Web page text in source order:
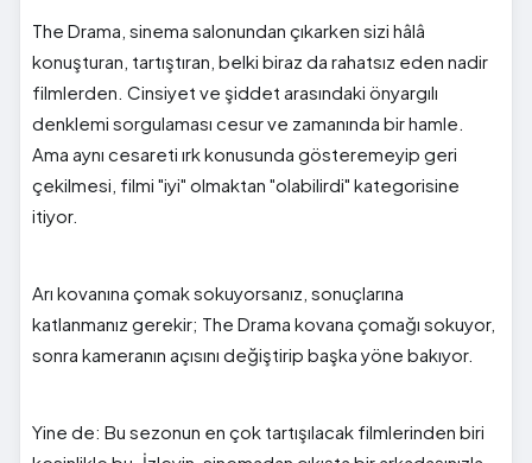
The Drama, sinema salonundan çıkarken sizi hâlâ
konuşturan, tartıştıran, belki biraz da rahatsız eden nadir
filmlerden. Cinsiyet ve şiddet arasındaki önyargılı
denklemi sorgulaması cesur ve zamanında bir hamle.
Ama aynı cesareti ırk konusunda gösteremeyip geri
çekilmesi, filmi "iyi" olmaktan "olabilirdi" kategorisine
itiyor.
Arı kovanına çomak sokuyorsanız, sonuçlarına
katlanmanız gerekir; The Drama kovana çomağı sokuyor,
sonra kameranın açısını değiştirip başka yöne bakıyor.
Yine de: Bu sezonun en çok tartışılacak filmlerinden biri